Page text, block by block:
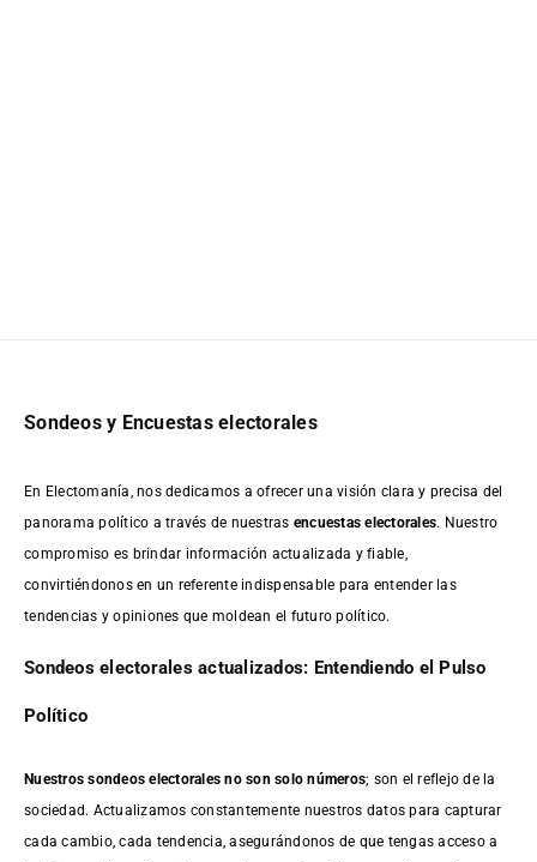
Sondeos y Encuestas electorales
En Electomanía, nos dedicamos a ofrecer una visión clara y precisa del
panorama político a través de nuestras encuestas electorales. Nuestro
compromiso es brindar información actualizada y fiable,
convirtiéndonos en un referente indispensable para entender las
tendencias y opiniones que moldean el futuro político.
Sondeos electorales actualizados: Entendiendo el Pulso
Político
Nuestros sondeos electorales no son solo números; son el reflejo de la
sociedad. Actualizamos constantemente nuestros datos para capturar
cada cambio, cada tendencia, asegurándonos de que tengas acceso a